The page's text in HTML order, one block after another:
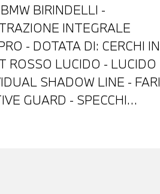
BIRINDELLI -
INTEGRALE
- DOTATA DI: CERCHI IN
ROSSO LUCIDO - LUCIDO
SHADOW LINE - FARI
GUARD - SPECCHI
POSTERIORE -
AUTOANABBAGLIANTI -
POSTERIORE